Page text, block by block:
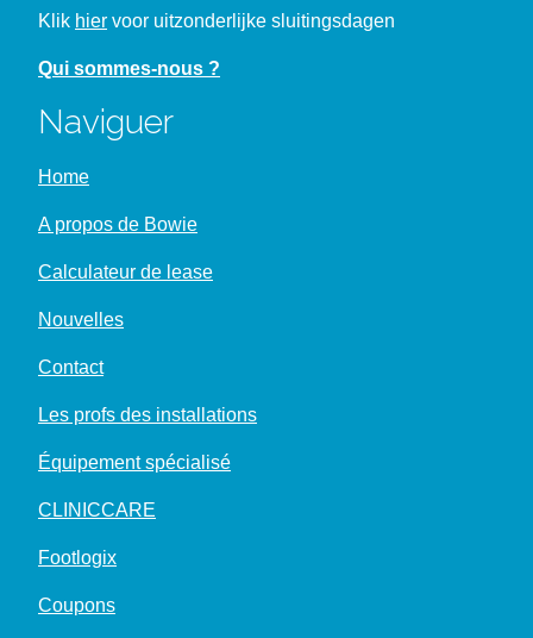
Klik hier voor uitzonderlijke sluitingsdagen
Qui sommes-nous ?
Naviguer
Home
A propos de Bowie
Calculateur de lease
Nouvelles
Contact
Les profs des installations
Équipement spécialisé
CLINICCARE
Footlogix
Coupons